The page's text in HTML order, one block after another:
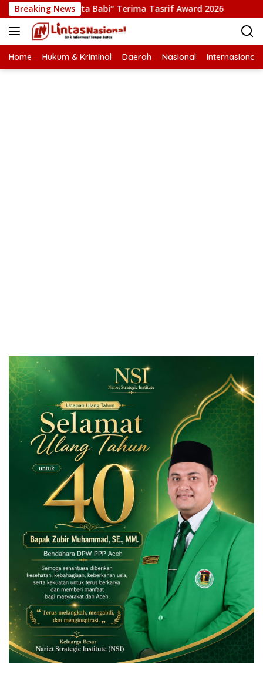
Langsung
ke
konten
Breaking News
“Pesta Babi” Terima Tasrif Award 2026
Home Hukum & Kriminal Daerah Nasional Internasional